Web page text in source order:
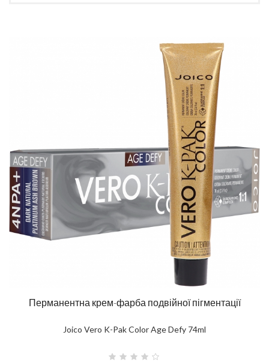
Перманентна крем-фарба подвійної пігментації
Joico Vero K-Pak Color Age Defy 74ml